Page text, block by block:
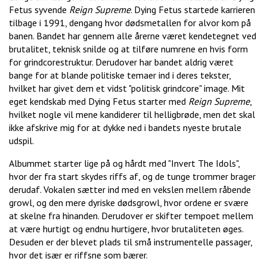
Fetus syvende Reign Supreme. Dying Fetus startede karrieren
tilbage i 1991, dengang hvor dødsmetallen for alvor kom på
banen. Bandet har gennem alle årerne været kendetegnet ved
brutalitet, teknisk snilde og at tilføre numrene en hvis form
for grindcorestruktur. Derudover har bandet aldrig været
bange for at blande politiske temaer ind i deres tekster,
hvilket har givet dem et vidst "politisk grindcore" image. Mit
eget kendskab med Dying Fetus starter med Reign Supreme,
hvilket nogle vil mene kandiderer til helligbrøde, men det skal
ikke afskrive mig for at dykke ned i bandets nyeste brutale
udspil.
Albummet starter lige på og hårdt med "Invert The Idols",
hvor der fra start skydes riffs af, og de tunge trommer brager
derudaf. Vokalen sætter ind med en vekslen mellem råbende
growl, og den mere dyriske dødsgrowl, hvor ordene er svære
at skelne fra hinanden. Derudover er skifter tempoet mellem
at være hurtigt og endnu hurtigere, hvor brutaliteten øges.
Desuden er der blevet plads til små instrumentelle passager,
hvor det især er riffsne som bærer.